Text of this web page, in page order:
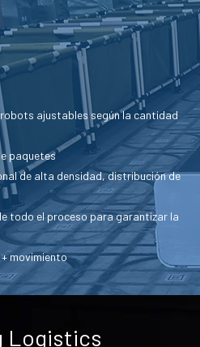
robots ajustables según la cantidad
paquetes
de alta densidad, distribución de
todo el proceso para garantizar la
movimiento
Logistics